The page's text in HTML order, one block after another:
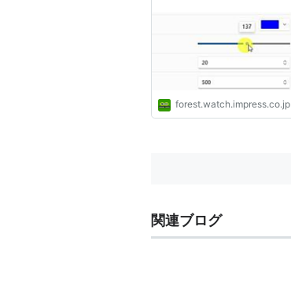
ップツール「Microsoft
PowerToys」v0.51.0
forest.watch.impress.co.jp
関連ブログ